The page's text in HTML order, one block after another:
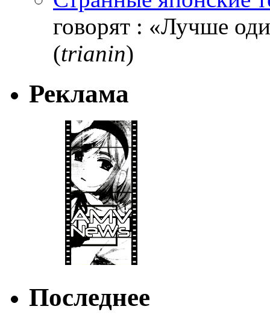
говорят : «Лучше
(trianin)
Реклама
Последнее